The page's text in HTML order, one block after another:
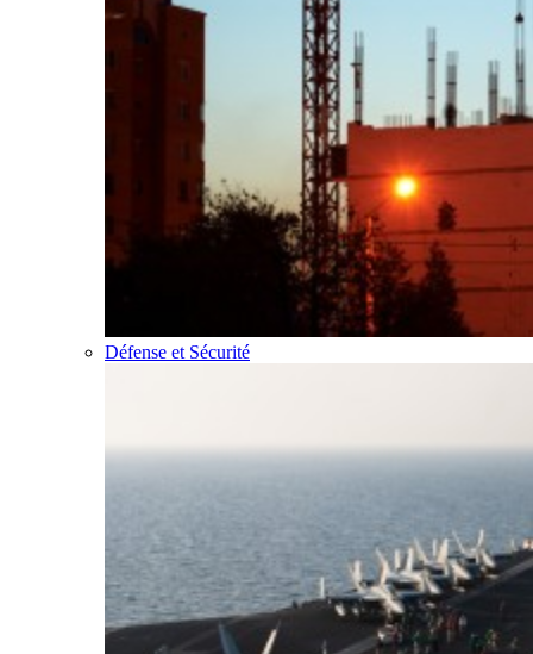
Défense et Sécurité